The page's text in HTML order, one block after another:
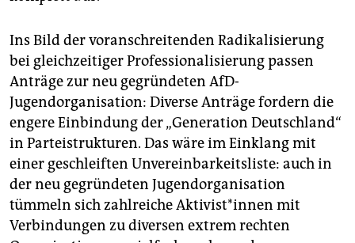
Ins Bild der voranschreitenden Radikalisierung
bei gleichzeitiger Professionalisierung passen
Anträge zur neu gegründeten AfD-
Jugendorganisation: Diverse Anträge fordern die
engere Einbindung der „Generation Deutschland“
in Parteistrukturen. Das wäre im Einklang mit
einer geschleiften Unvereinbarkeitsliste: auch in
der neu gegründeten Jugendorganisation
tümmeln sich zahlreiche Ak­ti­vis­t*in­nen mit
Verbindungen zu diversen extrem rechten